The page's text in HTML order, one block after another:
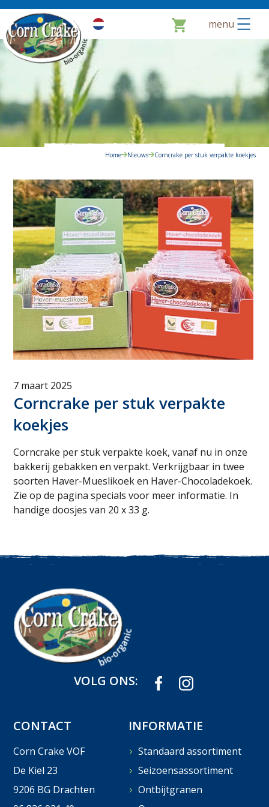
menu
Home Nieuws Corncrake per stuk verpakte koekjes
7 maart 2025
Corncrake per stuk verpakte
koekjes
Corncrake per stuk verpakte koek, vanaf nu in onze
bakkerij gebakken en verpakt. Verkrijgbaar in twee
soorten Haver-Mueslikoek en Haver-Chocoladekoek.
Zie op de pagina specials voor meer informatie. In
handige doosjes van 20 x 33 g.
VOLG ONS:
CONTACT
Corn Crake VOF
De Kiel 23
9206 BG Drachten
INFORMATIE
Standaard assortiment
Seizoensassortiment
Ontbijtgranen